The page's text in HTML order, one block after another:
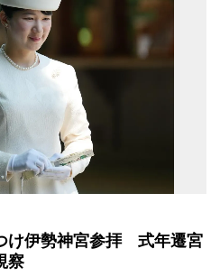
け伊勢神宮参拝 式年遷宮
察